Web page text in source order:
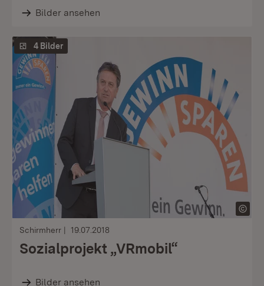
Bilder ansehen
4 Bilder
Schirmherr 19.07.2018
Sozialprojekt „VRmobil“
Bilder ansehen